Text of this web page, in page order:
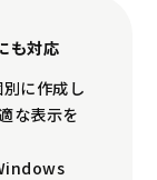
も対応
に作成し
な表示を